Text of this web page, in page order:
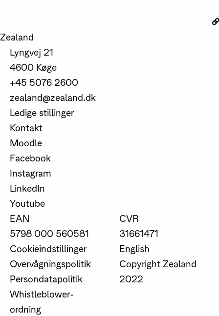
Zealand
Lyngvej 21
4600 Køge
+45 5076 2600
zealand@zealand.dk
Ledige stillinger
Kontakt
Moodle
Facebook
Instagram
LinkedIn
Youtube
EAN
5798 000 560581
CVR
31661471
Cookieindstillinger
Overvågningspolitik
Persondatapolitik
Whistleblower-
ordning
English
Copyright Zealand
2022